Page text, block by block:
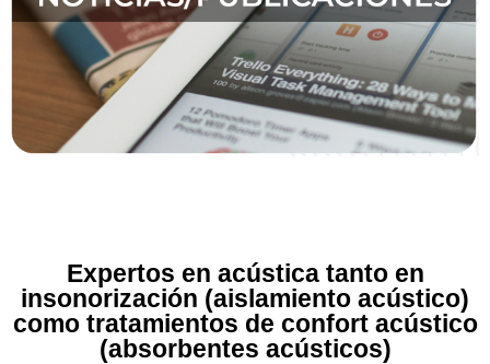
Expertos en acústica tanto en
insonorización (aislamiento acústico)
como tratamientos de confort acústico
(absorbentes acústicos)